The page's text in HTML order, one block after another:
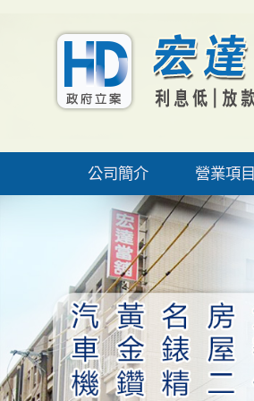
公司簡介 營業項目